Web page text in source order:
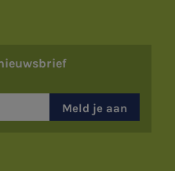
Meld je aan